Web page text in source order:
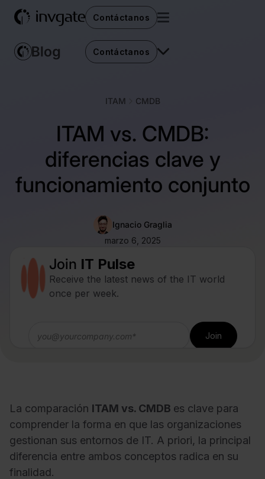
Contáctanos
Contáctanos
ITAM CMDB
ITAM vs. CMDB:
diferencias clave y
funcionamiento conjunto
Ignacio Graglia
marzo 6, 2025
Join IT Pulse
Receive the latest news of the IT world
once per week.
La comparación ITAM vs. CMDB es clave para
comprender la forma en que las organizaciones
gestionan sus entornos de IT. A priori, la principal
diferencia entre ambos conceptos radica en su
finalidad.